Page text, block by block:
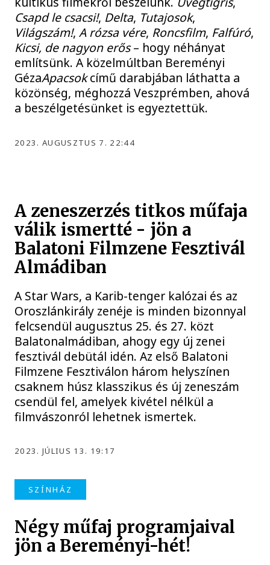
Csapd le csacsi!, Delta, Tutajosok,
Világszám!, A rózsa vére, Roncsfilm, Falfúró,
Kicsi, de nagyon erős– hogy néhányat
említsünk. A közelmúltban Bereményi
GézaApacsokcímű darabjában láthatta a
közönség, méghozzá Veszprémben, ahová
a beszélgetésünket is egyeztettük.
2023. AUGUSZTUS 7. 22:44
A zeneszerzés titkos műfaja
válik ismertté - jön a
Balatoni Filmzene Fesztivál
Almádiban
A Star Wars, a Karib-tenger kalózai és az
Oroszlánkirály zenéje is minden bizonnyal
felcsendül augusztus 25. és 27. közt
Balatonalmádiban, ahogy egy új zenei
fesztivál debütál idén. Az első Balatoni
Filmzene Fesztiválon három helyszínen
csaknem húsz klasszikus és új zeneszám
csendül fel, amelyek kivétel nélkül a
filmvászonról lehetnek ismertek.
2023. JÚLIUS 13. 19:17
SZÍNHÁZ
Négy műfaj programjaival
jön a Bereményi-hét!